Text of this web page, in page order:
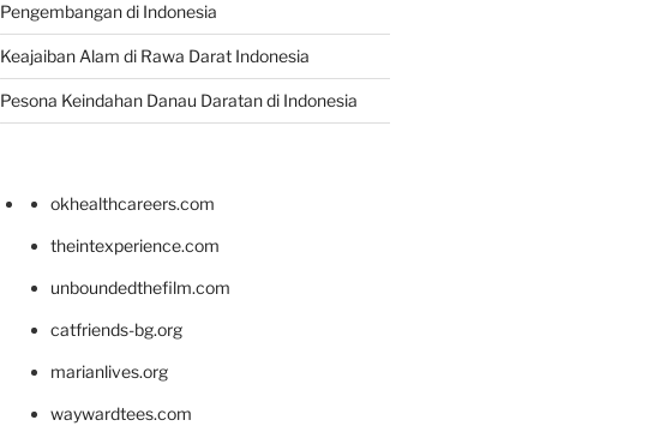
Pengembangan di Indonesia
Keajaiban Alam di Rawa Darat Indonesia
Pesona Keindahan Danau Daratan di Indonesia
okhealthcareers.com
theintexperience.com
unboundedthefilm.com
catfriends-bg.org
marianlives.org
waywardtees.com